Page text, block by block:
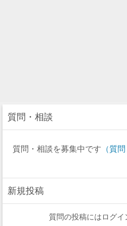
質問・相談
質問・相談を募集中です （質
新規投稿
質問の投稿にはログイ